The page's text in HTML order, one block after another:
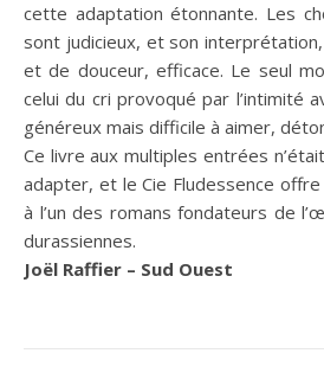
cette adaptation étonnante. Les
sont judicieux, et son
et de douceur, efficace. Le seul
celui du cri provoqué par l’intimité
généreux mais difficile à aimer,
Ce livre aux multiples entrées
adapter, et le Cie Fludessence
à l’un des romans fondateurs de
durassiennes.
Joël Raffier – Sud Ouest